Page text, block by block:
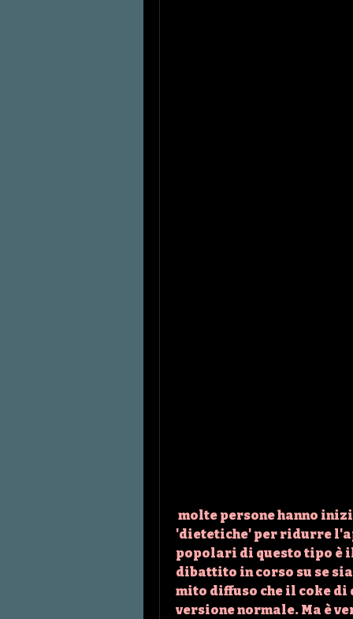
'dietetiche' per ridurre
popolari di questo tipo è
dibattito in corso su se
mito diffuso che il coke
versione normale. Ma è